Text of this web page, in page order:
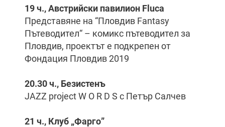
19 ч., Австрийски павилион Fluca
Представяне на “Пловдив Fantasy
Пътеводител“ – комикс пътеводител за
Пловдив, проектът е подкрепен от
Фондация Пловдив 2019
20.30 ч., Безистенъ
JAZZ project W O R D S с Петър Салчев
21 ч., Клуб „Фарго”